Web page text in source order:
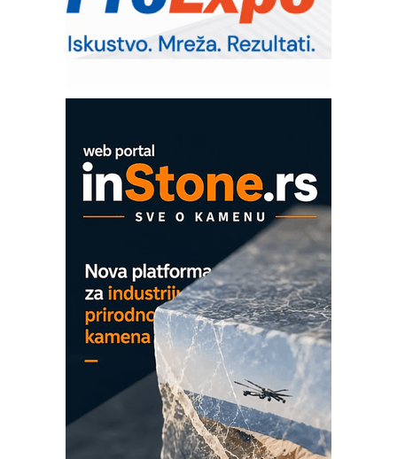
RMQ-TITAN ADVANCED INDICATOR
– Pametna signalizacija za efikasnije
upravljanje mašinama
EVOKS Maintenance Management
ROSA i SCHUNK podižu proizvodnju
na viši nivo
Detekcija različitih oblika
MAREX - Lim i mašine za savremena